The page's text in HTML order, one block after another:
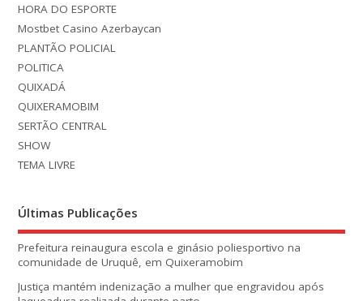
HORA DO ESPORTE
Mostbet Casino Azerbaycan
PLANTÃO POLICIAL
POLITICA
QUIXADÁ
QUIXERAMOBIM
SERTÃO CENTRAL
SHOW
TEMA LIVRE
Últimas Publicações
Prefeitura reinaugura escola e ginásio poliesportivo na
comunidade de Uruquê, em Quixeramobim
Justiça mantém indenização a mulher que engravidou após